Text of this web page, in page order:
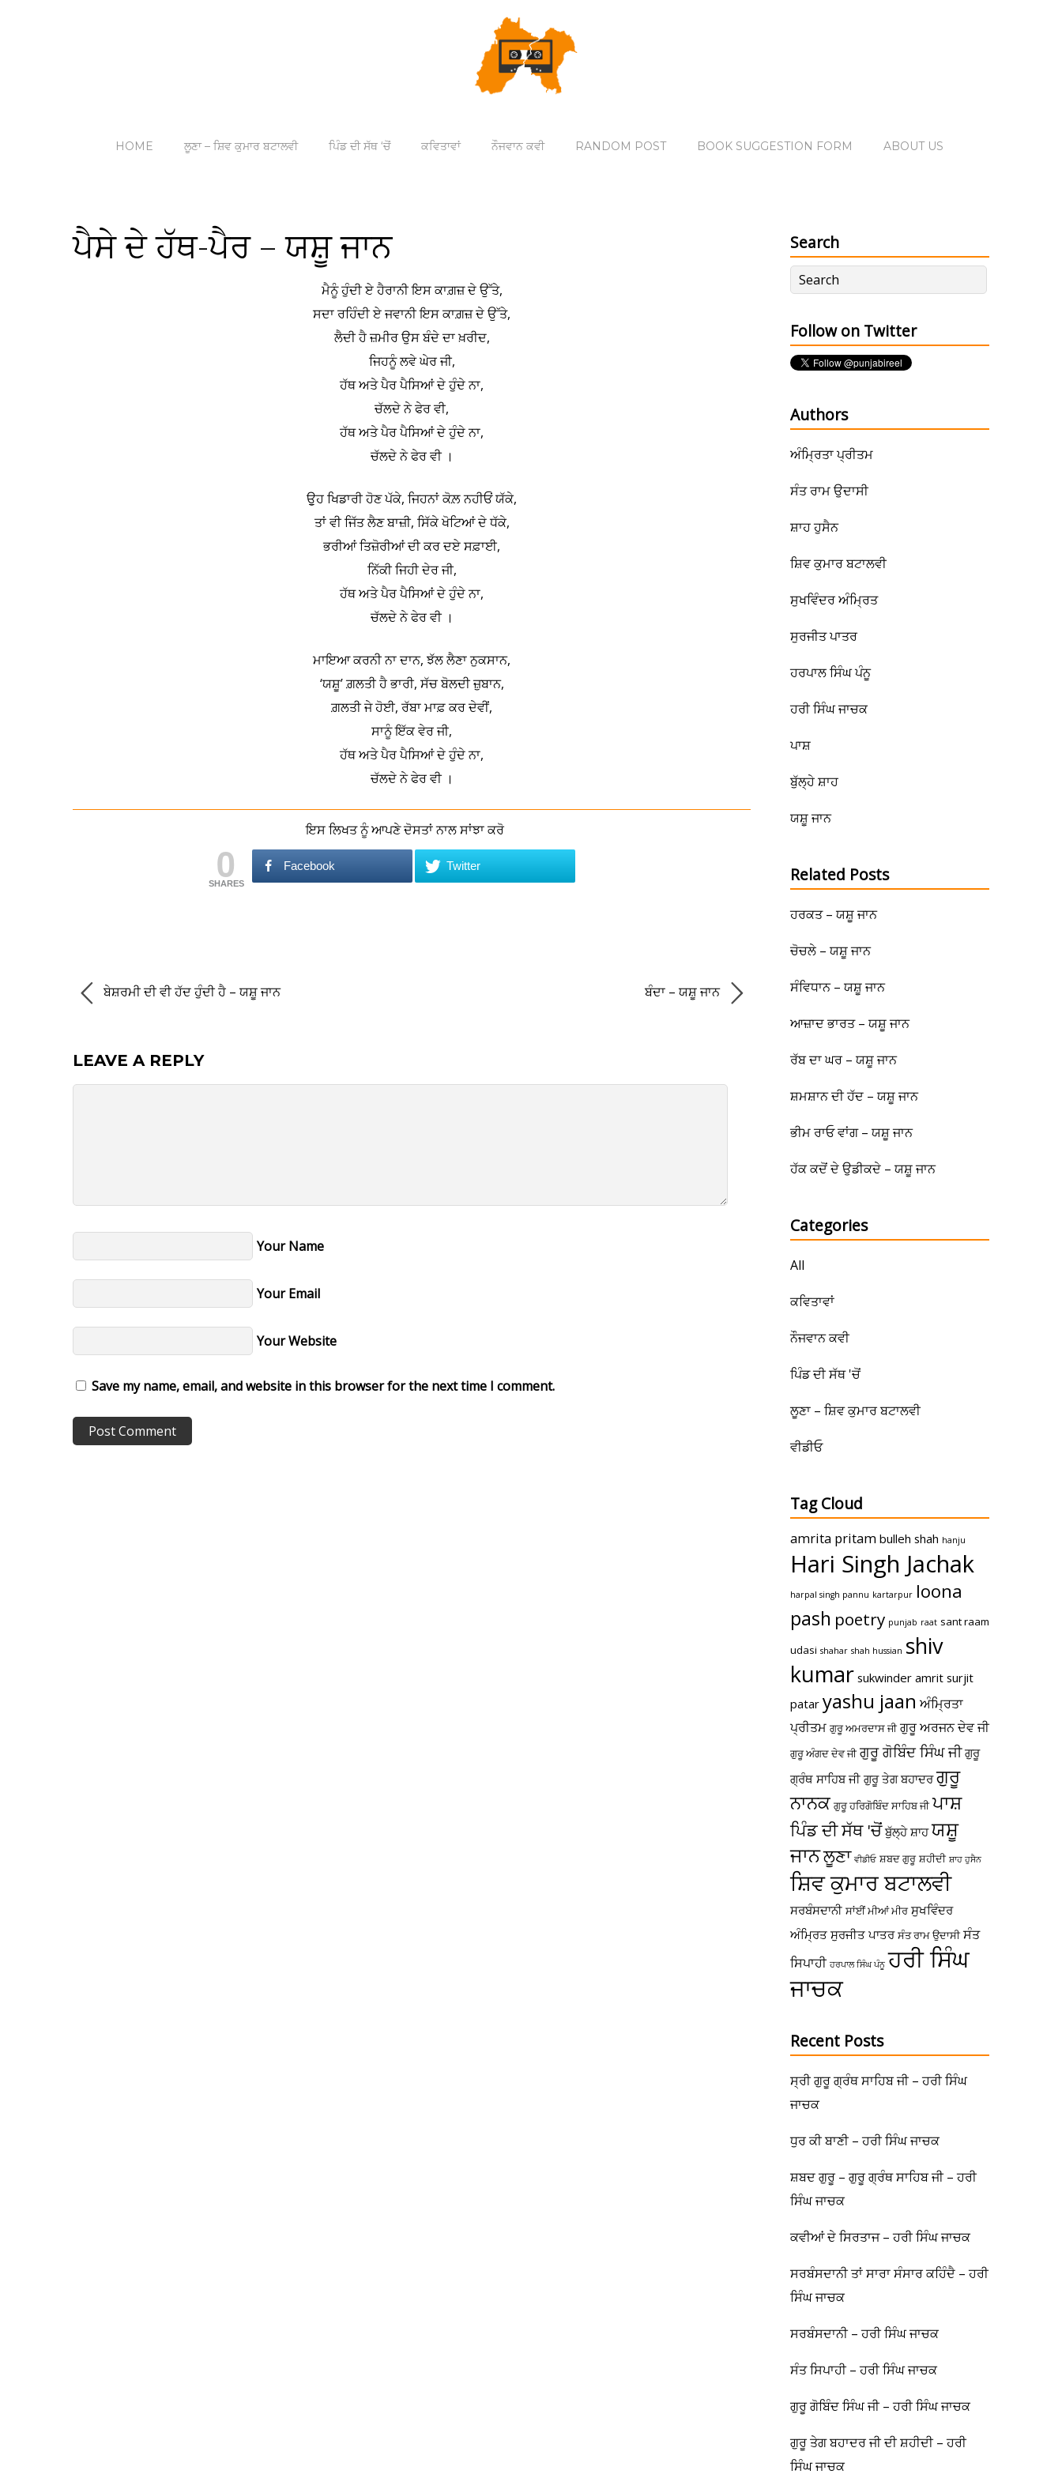
HOME ਲੂਣਾ – ਸ਼ਿਵ ਕੁਮਾਰ ਬਟਾਲਵੀ ਪਿੰਡ ਦੀ ਸੱਥ ‘ਚੋਂ ਕਵਿਤਾਵਾਂ ਨੌਜਵਾਨ ਕਵੀ RANDOM POST BOOK SUGGESTION FORM ABOUT US
ਪੈਸੇ ਦੇ ਹੱਥ-ਪੈਰ – ਯਸ਼ੂ ਜਾਨ
ਮੈਨੂੰ ਹੁੰਦੀ ਏ ਹੈਰਾਨੀ ਇਸ ਕਾਗ਼ਜ਼ ਦੇ ਉੱਤੇ,
ਸਦਾ ਰਹਿੰਦੀ ਏ ਜਵਾਨੀ ਇਸ ਕਾਗ਼ਜ਼ ਦੇ ਉੱਤੇ,
ਲੈਦੀ ਹੈ ਜ਼ਮੀਰ ਉਸ ਬੰਦੇ ਦਾ ਖ਼ਰੀਦ,
ਜਿਹਨੂੰ ਲਵੇ ਘੇਰ ਜੀ,
ਹੱਥ ਅਤੇ ਪੈਰ ਪੈਸਿਆਂ ਦੇ ਹੁੰਦੇ ਨਾ,
ਚੱਲਦੇ ਨੇ ਫੇਰ ਵੀ,
ਹੱਥ ਅਤੇ ਪੈਰ ਪੈਸਿਆਂ ਦੇ ਹੁੰਦੇ ਨਾ,
ਚੱਲਦੇ ਨੇ ਫੇਰ ਵੀ ।
ਉੁਹ ਖਿਡਾਰੀ ਹੋਣ ਪੱਕੇ, ਜਿਹਨਾਂ ਕੋਲ਼ ਨਹੀਓਂ ਯੱਕੇ,
ਤਾਂ ਵੀ ਜਿੱਤ ਲੈਣ ਬਾਜ਼ੀ, ਸਿੱਕੇ ਖੋਟਿਆਂ ਦੇ ਧੱਕੇ,
ਭਰੀਆਂ ਤਿਜ਼ੋਰੀਆਂ ਦੀ ਕਰ ਦਏ ਸਫ਼ਾਈ,
ਨਿੱਕੀ ਜਿਹੀ ਦੇਰ ਜੀ,
ਹੱਥ ਅਤੇ ਪੈਰ ਪੈਸਿਆਂ ਦੇ ਹੁੰਦੇ ਨਾ,
ਚੱਲਦੇ ਨੇ ਫੇਰ ਵੀ ।
ਮਾਇਆ ਕਰਨੀ ਨਾ ਦਾਨ, ਝੱਲ ਲੈਣਾ ਨੁਕਸਾਨ,
‘ਯਸ਼ੂ’ ਗ਼ਲਤੀ ਹੈ ਭਾਰੀ, ਸੱਚ ਬੋਲਦੀ ਜ਼ੁਬਾਨ,
ਗ਼ਲਤੀ ਜੇ ਹੋਈ, ਰੱਬਾ ਮਾਫ਼ ਕਰ ਦੇਵੀਂ,
ਸਾਨੂੰ ਇੱਕ ਵੇਰ ਜੀ,
ਹੱਥ ਅਤੇ ਪੈਰ ਪੈਸਿਆਂ ਦੇ ਹੁੰਦੇ ਨਾ,
ਚੱਲਦੇ ਨੇ ਫੇਰ ਵੀ ।
ਇਸ ਲਿਖਤ ਨੂੰ ਆਪਣੇ ਦੋਸਤਾਂ ਨਾਲ ਸਾਂਝਾ ਕਰੋ
0
SHARES
Facebook Twitter
ਬੇਸ਼ਰਮੀ ਦੀ ਵੀ ਹੱਦ ਹੁੰਦੀ ਹੈ – ਯਸ਼ੂ ਜਾਨ ਬੰਦਾ – ਯਸ਼ੂ ਜਾਨ
LEAVE A REPLY
Your Name
Your Email
Your Website
Save my name, email, and website in this browser for the next time I comment.
Search
Follow on Twitter
Authors
ਅੰਮ੍ਰਿਤਾ ਪ੍ਰੀਤਮ
ਸੰਤ ਰਾਮ ਉਦਾਸੀ
ਸ਼ਾਹ ਹੁਸੈਨ
ਸ਼ਿਵ ਕੁਮਾਰ ਬਟਾਲਵੀ
ਸੁਖਵਿੰਦਰ ਅੰਮ੍ਰਿਤ
ਸੁਰਜੀਤ ਪਾਤਰ
ਹਰਪਾਲ ਸਿੰਘ ਪੰਨੂ
ਹਰੀ ਸਿੰਘ ਜਾਚਕ
ਪਾਸ਼
ਬੁੱਲ੍ਹੇ ਸ਼ਾਹ
ਯਸ਼ੂ ਜਾਨ
Related Posts
ਹਰਕਤ – ਯਸ਼ੂ ਜਾਨ
ਚੋਚਲੇ – ਯਸ਼ੂ ਜਾਨ
ਸੰਵਿਧਾਨ – ਯਸ਼ੂ ਜਾਨ
ਆਜ਼ਾਦ ਭਾਰਤ – ਯਸ਼ੂ ਜਾਨ
ਰੱਬ ਦਾ ਘਰ – ਯਸ਼ੂ ਜਾਨ
ਸ਼ਮਸ਼ਾਨ ਦੀ ਹੱਦ – ਯਸ਼ੂ ਜਾਨ
ਭੀਮ ਰਾਓ ਵਾਂਗ – ਯਸ਼ੂ ਜਾਨ
ਹੱਕ ਕਦੋਂ ਦੇ ਉਡੀਕਦੇ – ਯਸ਼ੂ ਜਾਨ
Categories
All
ਕਵਿਤਾਵਾਂ
ਨੌਜਵਾਨ ਕਵੀ
ਪਿੰਡ ਦੀ ਸੱਥ 'ਚੋਂ
ਲੂਣਾ – ਸ਼ਿਵ ਕੁਮਾਰ ਬਟਾਲਵੀ
ਵੀਡੀਓ
Tag Cloud
amrita pritam bulleh shah hanju
Hari Singh Jachak
harpal singh pannu kartarpur loona
pash poetry punjab raat sant raam
udasi shahar shah hussian shiv
kumar sukwinder amrit surjit
patar yashu jaan ਅੰਮ੍ਰਿਤਾ
ਪ੍ਰੀਤਮ ਗੁਰੂ ਅਮਰਦਾਸ ਜੀ ਗੁਰੂ ਅਰਜਨ ਦੇਵ ਜੀ
ਗੁਰੂ ਅੰਗਦ ਦੇਵ ਜੀ ਗੁਰੂ ਗੋਬਿੰਦ ਸਿੰਘ ਜੀ ਗੁਰੂ
ਗ੍ਰੰਥ ਸਾਹਿਬ ਜੀ ਗੁਰੂ ਤੇਗ ਬਹਾਦਰ ਗੁਰੂ
ਨਾਨਕ ਗੁਰੂ ਹਰਿਗੋਬਿੰਦ ਸਾਹਿਬ ਜੀ ਪਾਸ਼
ਪਿੰਡ ਦੀ ਸੱਥ 'ਚੋਂ ਬੁੱਲ੍ਹੇ ਸ਼ਾਹ ਯਸ਼ੂ
ਜਾਨਲੂਣਾ ਵੀਡੀਓ ਸ਼ਬਦ ਗੁਰੂ ਸ਼ਹੀਦੀ ਸ਼ਾਹ ਹੁਸੈਨ
ਸ਼ਿਵ ਕੁਮਾਰ ਬਟਾਲਵੀ
ਸਰਬੰਸਦਾਨੀ ਸਾਂਈਂ ਮੀਆਂ ਮੀਰ ਸੁਖਵਿੰਦਰ
ਅੰਮ੍ਰਿਤ ਸੁਰਜੀਤ ਪਾਤਰ ਸੰਤ ਰਾਮ ਉਦਾਸੀ ਸੰਤ
ਸਿਪਾਹੀ ਹਰਪਾਲ ਸਿੰਘ ਪੰਨੂ ਹਰੀ ਸਿੰਘ
ਜਾਚਕ
Recent Posts
ਸ੍ਰੀ ਗੁਰੂ ਗ੍ਰੰਥ ਸਾਹਿਬ ਜੀ – ਹਰੀ ਸਿੰਘ
ਜਾਚਕ
ਧੁਰ ਕੀ ਬਾਣੀ – ਹਰੀ ਸਿੰਘ ਜਾਚਕ
ਸ਼ਬਦ ਗੁਰੂ – ਗੁਰੂ ਗ੍ਰੰਥ ਸਾਹਿਬ ਜੀ – ਹਰੀ
ਸਿੰਘ ਜਾਚਕ
ਕਵੀਆਂ ਦੇ ਸਿਰਤਾਜ – ਹਰੀ ਸਿੰਘ ਜਾਚਕ
ਸਰਬੰਸਦਾਨੀ ਤਾਂ ਸਾਰਾ ਸੰਸਾਰ ਕਹਿੰਦੈ – ਹਰੀ
ਸਿੰਘ ਜਾਚਕ
ਸਰਬੰਸਦਾਨੀ – ਹਰੀ ਸਿੰਘ ਜਾਚਕ
ਸੰਤ ਸਿਪਾਹੀ – ਹਰੀ ਸਿੰਘ ਜਾਚਕ
ਗੁਰੂ ਗੋਬਿੰਦ ਸਿੰਘ ਜੀ – ਹਰੀ ਸਿੰਘ ਜਾਚਕ
ਗੁਰੂ ਤੇਗ ਬਹਾਦਰ ਜੀ ਦੀ ਸ਼ਹੀਦੀ – ਹਰੀ
ਸਿੰਘ ਜਾਚਕ